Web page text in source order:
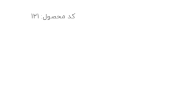
کد محصول: 121